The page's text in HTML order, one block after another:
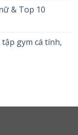
& Top 10
gym cá tính,